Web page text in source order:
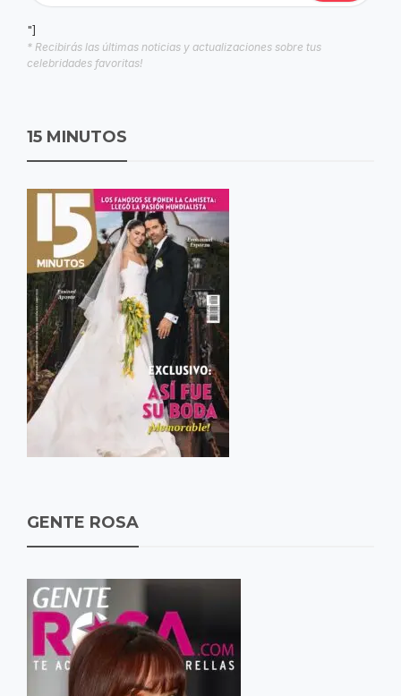
"]
* Recibirás las últimas noticias y actualizaciones sobre tus
celebridades favoritas!
15 MINUTOS
GENTE ROSA